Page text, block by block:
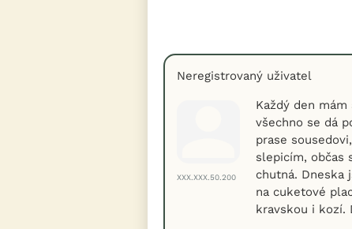
Neregistrovaný uživatel
XXX.XXX.50.200
Každý den
všechno se dá
prase
slepicím, občas
chutná. Dneska
na cuketové
kravskou i kozí.